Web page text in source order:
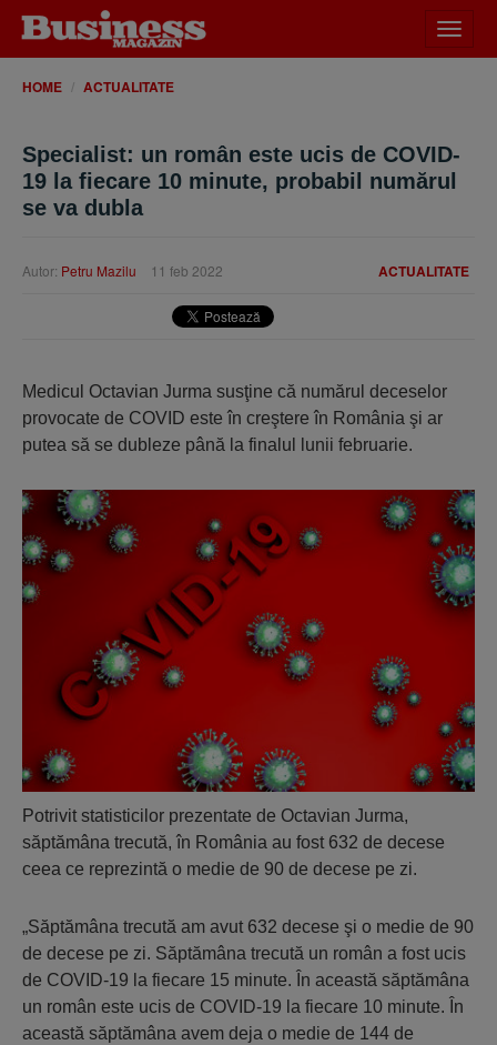
meniu
HOME ACTUALITATE
Specialist: un român este ucis de COVID-
19 la fiecare 10 minute, probabil numărul
se va dubla
ACTUALITATE
Autor: Petru Mazilu 11 feb 2022
Medicul Octavian Jurma susţine că numărul deceselor
provocate de COVID este în creştere în România şi ar
putea să se dubleze până la finalul lunii februarie.
Potrivit statisticilor prezentate de Octavian Jurma,
săptămâna trecută, în România au fost 632 de decese
ceea ce reprezintă o medie de 90 de decese pe zi.
„Săptămâna trecută am avut 632 decese şi o medie de 90
de decese pe zi. Săptămâna trecută un român a fost ucis
de COVID-19 la fiecare 15 minute. În această săptămâna
un român este ucis de COVID-19 la fiecare 10 minute. În
această săptămâna avem deja o medie de 144 de